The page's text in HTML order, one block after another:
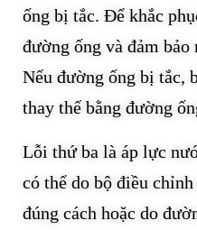
ống bị tắc. Để khắc
đường ống và đảm bảo
Nếu đường ống bị tắc,
thay thế bằng đường
Lỗi thứ ba là áp lực
có thể do bộ điều
đúng cách hoặc do